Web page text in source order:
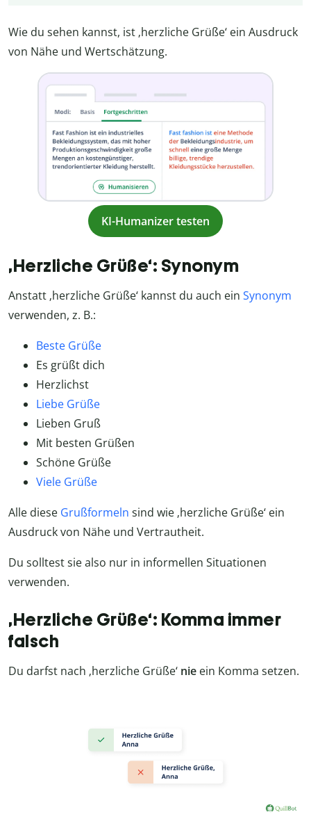
Wie du sehen kannst, ist ‚herzliche Grüße‘ ein Ausdruck
von Nähe und Wertschätzung.
KI-Humanizer testen
‚Herzliche Grüße‘: Synonym
Anstatt ‚herzliche Grüße‘ kannst du auch ein Synonym
verwenden, z. B.:
Beste Grüße
Es grüßt dich
Herzlichst
Liebe Grüße
Lieben Gruß
Mit besten Grüßen
Schöne Grüße
Viele Grüße
Alle diese Grußformeln sind wie ‚herzliche Grüße‘ ein
Ausdruck von Nähe und Vertrautheit.
Du solltest sie also nur in informellen Situationen
verwenden.
‚Herzliche Grüße‘: Komma immer
falsch
Du darfst nach ‚herzliche Grüße‘ nie ein Komma setzen.